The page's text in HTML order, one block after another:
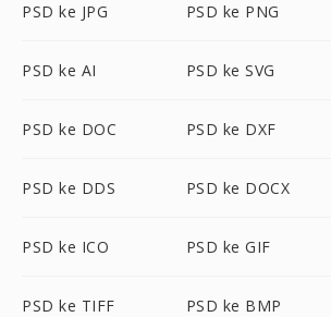
PSD ke JPG PSD ke PNG
PSD ke AI PSD ke SVG
PSD ke DOC PSD ke DXF
PSD ke DDS PSD ke DOCX
PSD ke ICO PSD ke GIF
PSD ke TIFF PSD ke BMP